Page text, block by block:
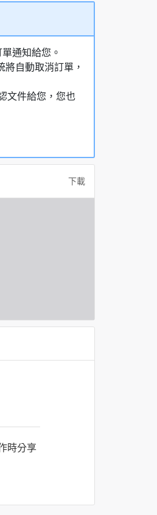
通知給您。
自動取消訂單，
文件給您，您也
下載
時分享